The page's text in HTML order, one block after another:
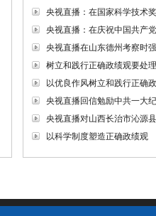
央视直播：在国家科学技术奖
央视直播：在庆祝中国共产
央视直播在山东德州考察时
树立和践行正确政绩观要处
以优良作风树立和践行正确
央视直播回信勉励中共一大纪念
央视直播对山西长治市沁源
以科学制度塑造正确政绩观